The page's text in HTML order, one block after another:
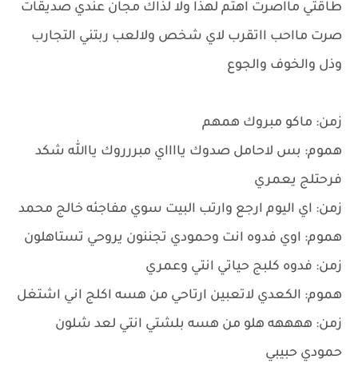
طاقتي مااصرت اهتم لهذا ولا لذاك مجان عندي صديقات
صرت مااحب ااتقرب لاي شخص ولالعب ربتني التجارب
وذل والخوف والجوع
زمن: ماكو مبروك همهم
هموم: بس لاحامل صدوك يااااي مبررروك ياالله شكد
فرحتلج يعمري
زمن: اي اليوم ارجع وارتب البيت سوي مفاجئه خالج محمد
هموم: اوي فدوه انت وحمودي تجننون يروحي تستاهلون
زمن: فدوه كلبج حياتي انتي وعمري
هموم: الكعدي لاتعبين ارتاحي من هسه اكلج اني اشتغل
زمن: ههههه هلو من هسه بلشتي انتي لعد شلون
حمودي حبيبي